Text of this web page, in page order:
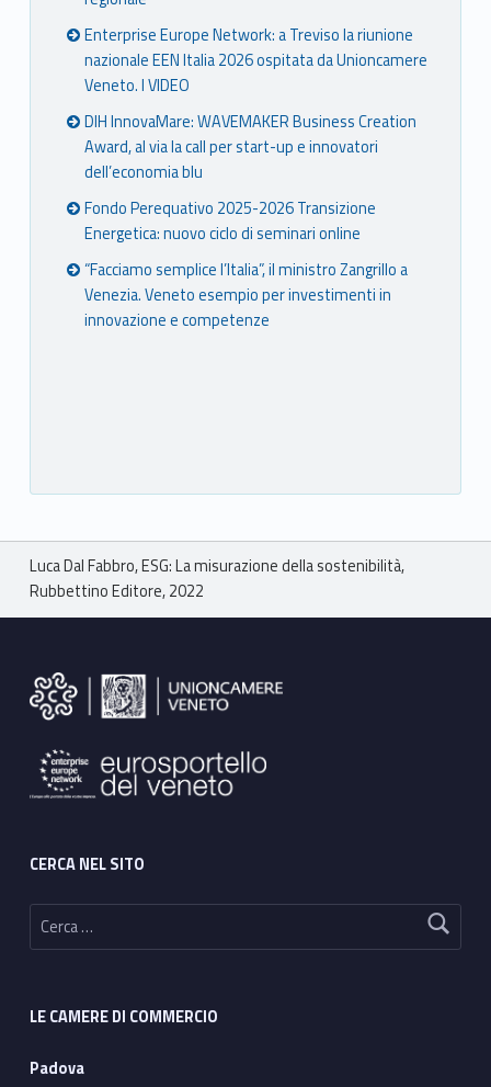
Enterprise Europe Network: a Treviso la riunione
nazionale EEN Italia 2026 ospitata da Unioncamere
Veneto. I VIDEO
DIH InnovaMare: WAVEMAKER Business Creation
Award, al via la call per start-up e innovatori
dell’economia blu
Fondo Perequativo 2025-2026 Transizione
Energetica: nuovo ciclo di seminari online
“Facciamo semplice l’Italia”, il ministro Zangrillo a
Venezia. Veneto esempio per investimenti in
innovazione e competenze
Breadcrumbs navigation
Luca Dal Fabbro, ESG: La misurazione della sostenibilità,
Rubbettino Editore, 2022
CERCA NEL SITO
Ricerca per:
LE CAMERE DI COMMERCIO
Padova